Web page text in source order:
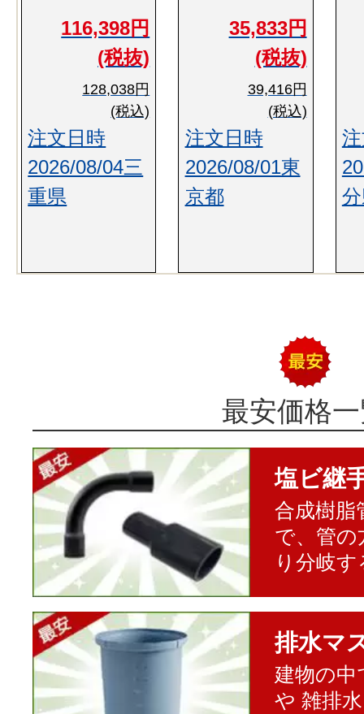
116,398円
(税抜)
128,038円
(税込)
注文日時
2026/08/04三
重県
35,833円
(税抜)
39,416円
(税込)
注文日時
2026/08/01東
京都
最安価格
塩ビ継
合成樹脂
で、管の
り分岐
排水マ
建物の中
や 雑排